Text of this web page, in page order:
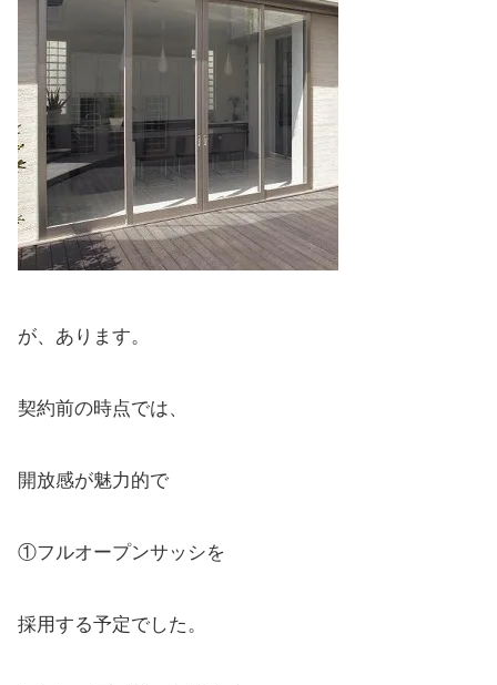
が、あります。
契約前の時点では、
開放感が魅力的で
①フルオープンサッシを
採用する予定でした。